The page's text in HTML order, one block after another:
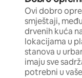
Ovi dobro
smještaji,
drvenih kuća
lokacijama u
stanova u
imaju sve
potrebni u